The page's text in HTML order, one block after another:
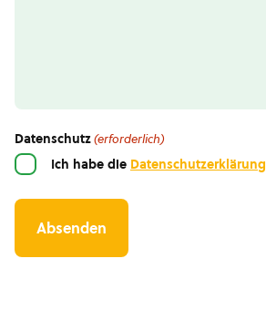
Datenschutz(erforderlich)
Ich habe die Datenschutzerklärung